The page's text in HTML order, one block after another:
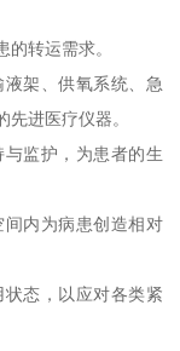
转运需求。
架、供氧系统、急
进医疗仪器。
监护，为患者的生
内为病患创造相对
态，以应对各类紧